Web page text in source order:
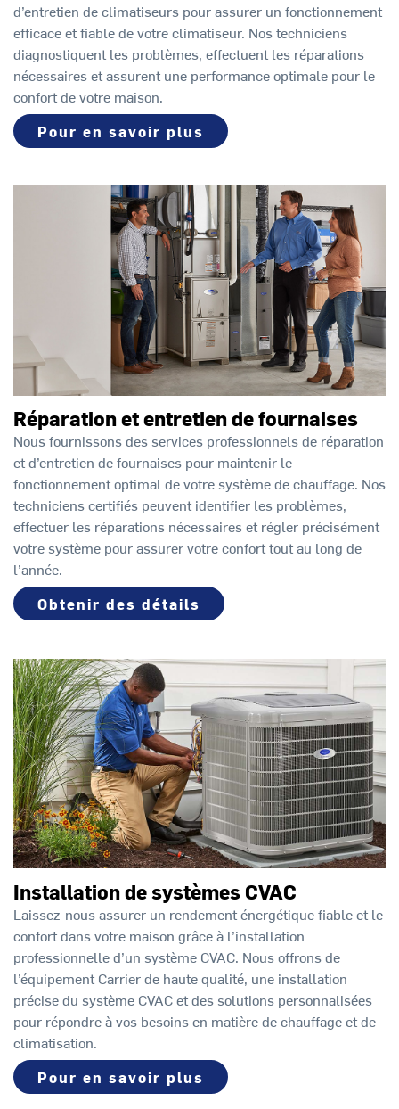
d’entretien de climatiseurs pour assurer un fonctionnement
efficace et fiable de votre climatiseur. Nos techniciens
diagnostiquent les problèmes, effectuent les réparations
nécessaires et assurent une performance optimale pour le
confort de votre maison.
Pour en savoir plus
Réparation et entretien de fournaises
Nous fournissons des services professionnels de réparation
et d’entretien de fournaises pour maintenir le
fonctionnement optimal de votre système de chauffage. Nos
techniciens certifiés peuvent identifier les problèmes,
effectuer les réparations nécessaires et régler précisément
votre système pour assurer votre confort tout au long de
l’année.
Obtenir des détails
Installation de systèmes CVAC
Laissez-nous assurer un rendement énergétique fiable et le
confort dans votre maison grâce à l’installation
professionnelle d’un système CVAC. Nous offrons de
l’équipement Carrier de haute qualité, une installation
précise du système CVAC et des solutions personnalisées
pour répondre à vos besoins en matière de chauffage et de
climatisation.
Pour en savoir plus